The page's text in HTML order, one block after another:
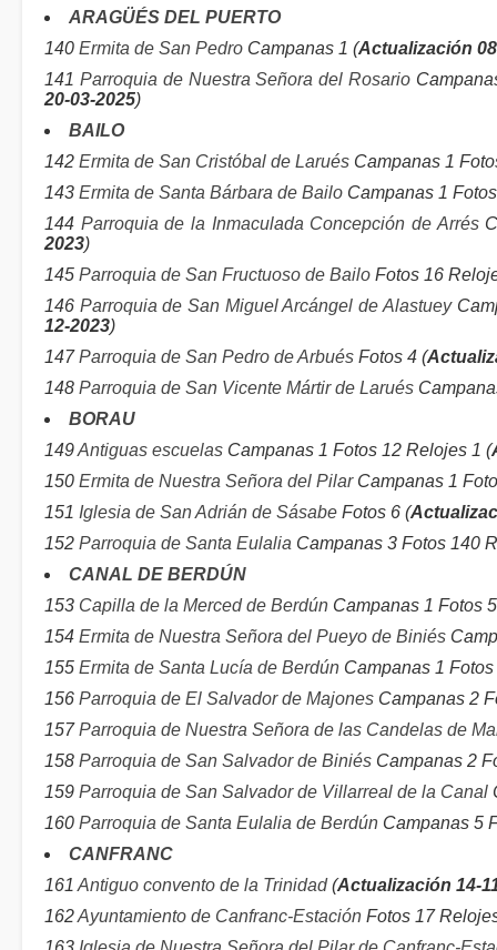
ARAGÜÉS DEL PUERTO
140 Ermita de San Pedro Campanas 1 (Actualización
141 Parroquia de Nuestra Señora del Rosario
20-03-2025)
BAILO
142 Ermita de San Cristóbal de Larués Campanas 1
143 Ermita de Santa Bárbara de Bailo Campanas 1
144 Parroquia de la Inmaculada Concepción de Arrés
2023)
145 Parroquia de San Fructuoso de Bailo Fotos 16
146 Parroquia de San Miguel Arcángel de Alastuey
12-2023)
147Parroquia de San Pedro de Arbués Fotos 4 (
148 Parroquia de San Vicente Mártir de Larués
BORAU
149Antiguas escuelas Campanas 1 Fotos 12 Relojes 1 (
150 Ermita de Nuestra Señora del PilarCampanas 1
151 Iglesia de San Adrián de Sásabe Fotos 6 (
152 Parroquia de Santa Eulalia Campanas 3 Fotos 140
CANAL DE BERDÚN
153 Capilla de la Merced de Berdún Campanas 1 Fotos
154 Ermita de Nuestra Señora del Pueyo de Biniés
155 Ermita de Santa Lucía de Berdún Campanas 1 Fotos
156 Parroquia de El Salvador de Majones Campanas 2
157Parroquia de Nuestra Señora de las Candelas de
158 Parroquia de San Salvador de Biniés Campanas 2
159 Parroquia de San Salvador de Villarreal de la Canal
160 Parroquia de Santa Eulalia de Berdún Campanas 5
CANFRANC
161 Antiguo convento de la Trinidad(Actualización 14-
162Ayuntamiento de Canfranc-Estación Fotos 17